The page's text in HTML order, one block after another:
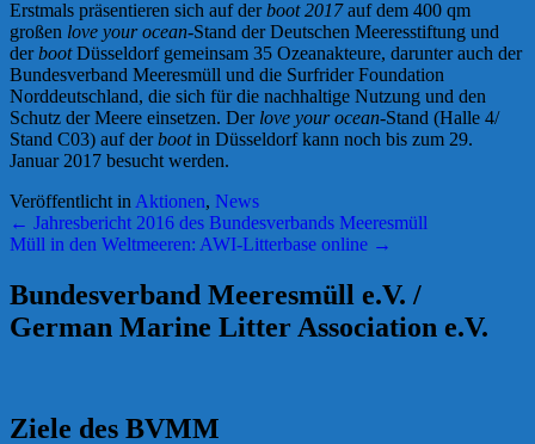
Erstmals präsentieren sich auf derboot 2017auf dem 400 qm
großen love your ocean-Stand der Deutschen Meeresstiftung und
derbootDüsseldorf gemeinsam 35 Ozeanakteure, darunter auch der
Bundesverband Meeresmüll und die Surfrider Foundation
Norddeutschland, die sich für die nachhaltige Nutzung und den
Schutz der Meere einsetzen. Der love your ocean-Stand (Halle 4/
Stand C03) auf derbootin Düsseldorf kann noch bis zum 29.
Januar 2017 besucht werden.
Veröffentlicht in Aktionen, News
Beitrags-
Navigation
← Jahresbericht 2016 des Bundesverbands Meeresmüll
Müll in den Weltmeeren: AWI-Litterbase online →
Bundesverband Meeresmüll e.V. /
German Marine Litter Association e.V.
Ziele des BVMM